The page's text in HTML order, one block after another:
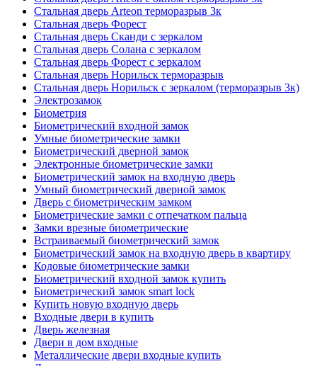
Стальная дверь Arteon терморазрыв 3к
Стальная дверь Форест
Стальная дверь Сканди с зеркалом
Стальная дверь Солана с зеркалом
Стальная дверь Форест с зеркалом
Стальная дверь Норильск терморазрыв
Стальная дверь Норильск с зеркалом (терморазрыв 3к)
Электрозамок
Биометрия
Биометрический входной замок
Умные биометрические замки
Биометрический дверной замок
Электронные биометрические замки
Биометрический замок на входную дверь
Умный биометрический дверной замок
Дверь с биометрическим замком
Биометрические замки с отпечатком пальца
Замки врезные биометрические
Встраиваемый биометрический замок
Биометрический замок на входную дверь в квартиру
Кодовые биометрические замки
Биометрический входной замок купить
Биометрический замок smart lock
Купить новую входную дверь
Входные двери в купить
Дверь железная
Двери в дом входные
Металлические двери входные купить